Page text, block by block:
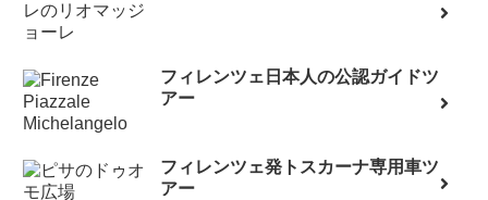
フィレンツェ日本人の公認ガイドツ
アー
フィレンツェ発トスカーナ専用車ツ
アー